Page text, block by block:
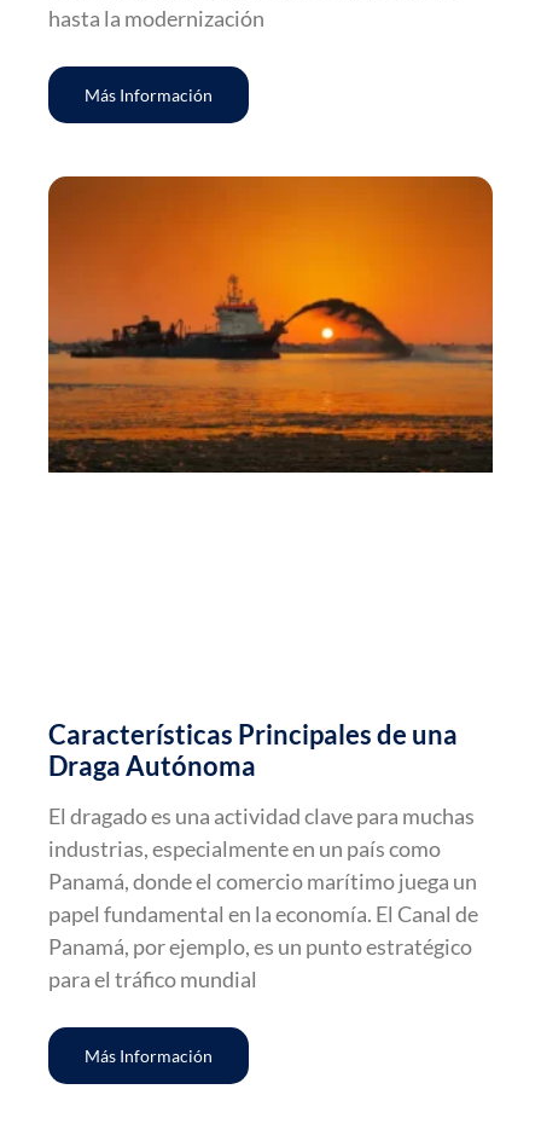
hasta la modernización
Más Información
Características Principales de una
Draga Autónoma
El dragado es una actividad clave para muchas
industrias, especialmente en un país como
Panamá, donde el comercio marítimo juega un
papel fundamental en la economía. El Canal de
Panamá, por ejemplo, es un punto estratégico
para el tráfico mundial
Más Información